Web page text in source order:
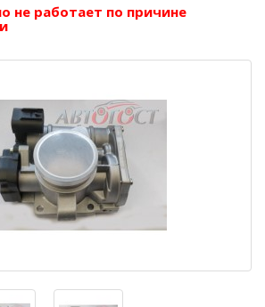
не работает по причине